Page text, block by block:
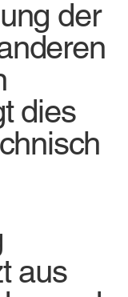
der
dies
aus